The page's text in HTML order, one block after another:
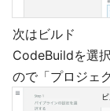
次はビルド
CodeBuildを選
ので「プロジェ